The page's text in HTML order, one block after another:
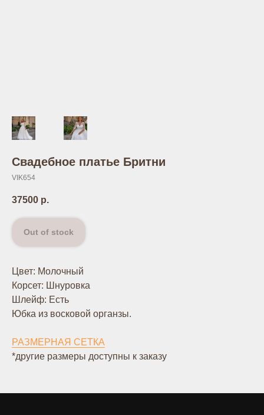
Свадебное платье Бритни
VIK654
37500 р.
Out of stock
Цвет: Молочный
Корсет: Шнуровка
Шлейф: Есть
Юбка из восковой органзы.
РАЗМЕРНАЯ СЕТКА
*другие размеры доступны к заказу